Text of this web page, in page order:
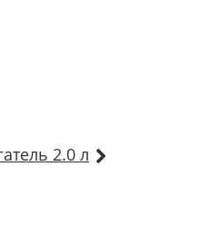
2.0 л